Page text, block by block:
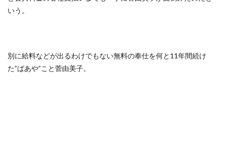
いう。
別に給料などが出るわけでもない無料の奉仕を何と11年間続け
た”ばあや”こと菅由美子。